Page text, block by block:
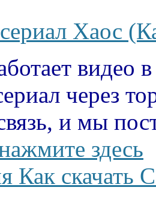
Хаос
видео
через
и мы
здесь
Как скачать